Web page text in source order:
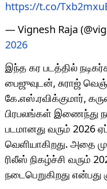
https://t.co/
— Vignesh Raja
2026
இந்த கர படத்தில்
பைஜுவுடன், சுராஜ்
கே.எஸ்.ரவிக்குமார்,
பிரபலங்கள் இணைந்து
படமானது வரும் 2026
வெளியாகிறது. அதை
ரிலீஸ் நிகழ்ச்சி வரும்
நடைபெறுகிறது என்பது